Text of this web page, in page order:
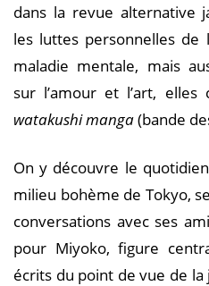
dans la revue alternative
les luttes personnelles de
maladie mentale, mais
sur l’amour et l’art,
watakushi manga(bande
On y découvre le
milieu bohème de Tokyo,
conversations avec ses
pour Miyoko, figure
écrits du point de vue de